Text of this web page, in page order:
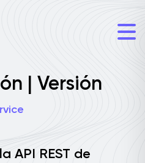
| Versión
API REST de